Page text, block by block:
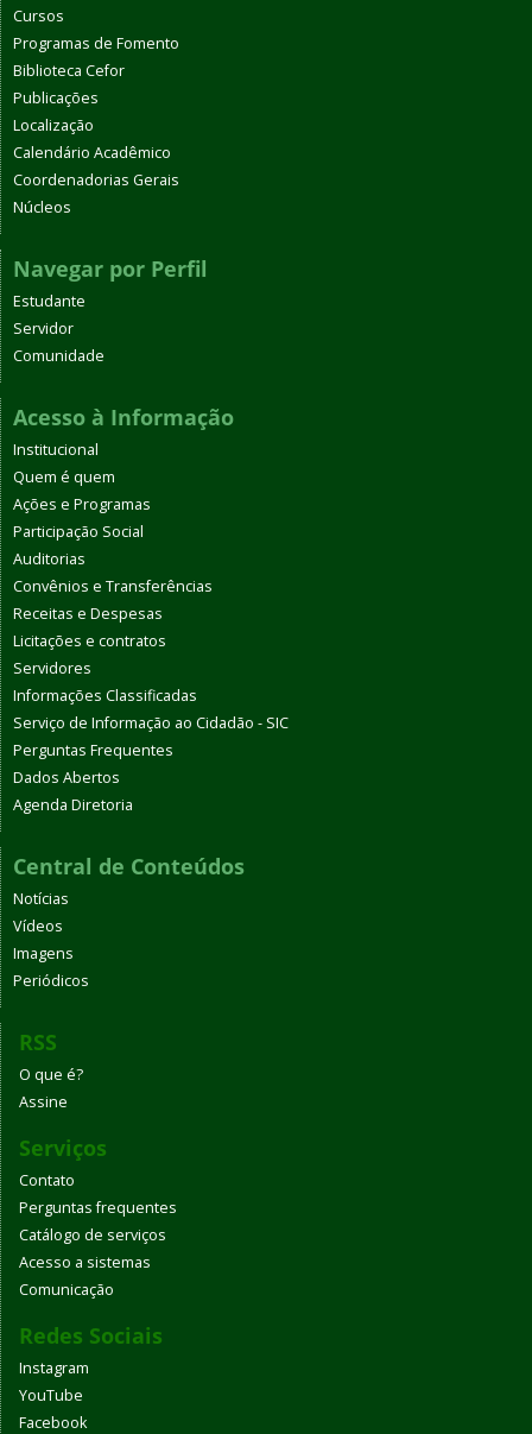
Cursos
Programas de Fomento
Biblioteca Cefor
Publicações
Localização
Calendário Acadêmico
Coordenadorias Gerais
Núcleos
Navegar por Perfil
Estudante
Servidor
Comunidade
Acesso à Informação
Institucional
Quem é quem
Ações e Programas
Participação Social
Auditorias
Convênios e Transferências
Receitas e Despesas
Licitações e contratos
Servidores
Informações Classificadas
Serviço de Informação ao Cidadão - SIC
Perguntas Frequentes
Dados Abertos
Agenda Diretoria
Central de Conteúdos
Notícias
Vídeos
Imagens
Periódicos
RSS
O que é?
Assine
Serviços
Contato
Perguntas frequentes
Catálogo de serviços
Acesso a sistemas
Comunicação
Redes Sociais
Instagram
YouTube
Facebook